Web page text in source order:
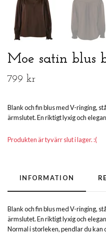
Moe satin blus
799 kr
Blank och fin blus med V-ringing,
ärmslutet. En riktigt lyxig och
Produkten är tyvärr slut i lager. :(
INFORMATION
Blank och fin blus med V-ringing,
ärmslutet. En riktigt lyxig och
Normal i storleken, pendlar du